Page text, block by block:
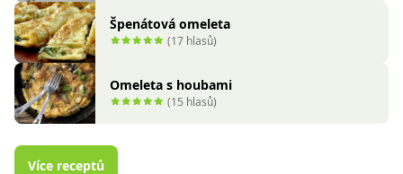
Špenátová omeleta
(17 hlasů)
Omeleta s houbami
(15 hlasů)
Více receptů